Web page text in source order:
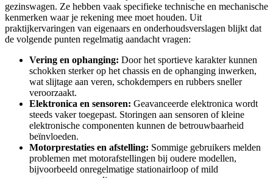
gezinswagen. Ze hebben vaak specifieke technische en mechanische
kenmerken waar je rekening mee moet houden. Uit
praktijkervaringen van eigenaars en onderhoudsverslagen blijkt dat
de volgende punten regelmatig aandacht vragen:
Vering en ophanging: Door het sportieve karakter kunnen
schokken sterker op het chassis en de ophanging inwerken,
wat slijtage aan veren, schokdempers en rubbers sneller
veroorzaakt.
Elektronica en sensoren: Geavanceerde elektronica wordt
steeds vaker toegepast. Storingen aan sensoren of kleine
elektronische componenten kunnen de betrouwbaarheid
beïnvloeden.
Motorprestaties en afstelling: Sommige gebruikers melden
problemen met motorafstellingen bij oudere modellen,
bijvoorbeeld onregelmatige stationairloop of mild